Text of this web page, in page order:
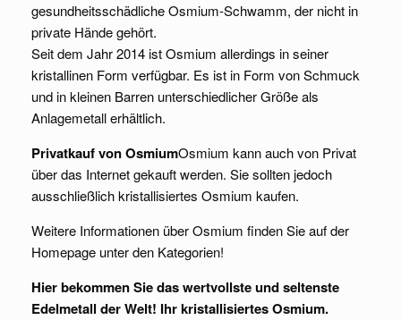
gesundheitsschädliche Osmium-Schwamm, der nicht in
private Hände gehört.
Seit dem Jahr 2014 ist Osmium allerdings in seiner
kristallinen Form verfügbar. Es ist in Form von Schmuck
und in kleinen Barren unterschiedlicher Größe als
Anlagemetall erhältlich.
Privatkauf von OsmiumOsmium kann auch von Privat
über das Internet gekauft werden. Sie sollten jedoch
ausschließlich kristallisiertes Osmium kaufen.
Weitere Informationen über Osmium finden Sie auf der
Homepage unter den Kategorien!
Hier bekommen Sie das wertvollste und seltenste
Edelmetall der Welt! Ihr kristallisiertes Osmium.